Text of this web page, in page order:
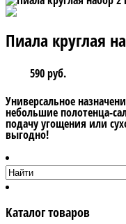
Пиала круглая
590 руб.
Универсальное
небольшие полотенца-
подачу угощения или
выгодно!
Каталог товаров